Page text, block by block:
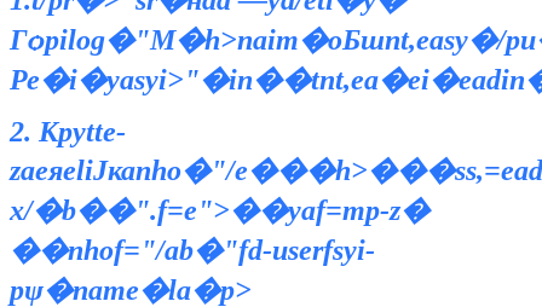
Гѻpilog�"М�h>naim�оБшnt,easy�/
2. Кpytte-
zaeяeliЈкаnho�"/
х/�b��".f=e">��yaf=mp-z�
��nhof="/ab�"fd-userfsyi-
pѱ�name�la�p>